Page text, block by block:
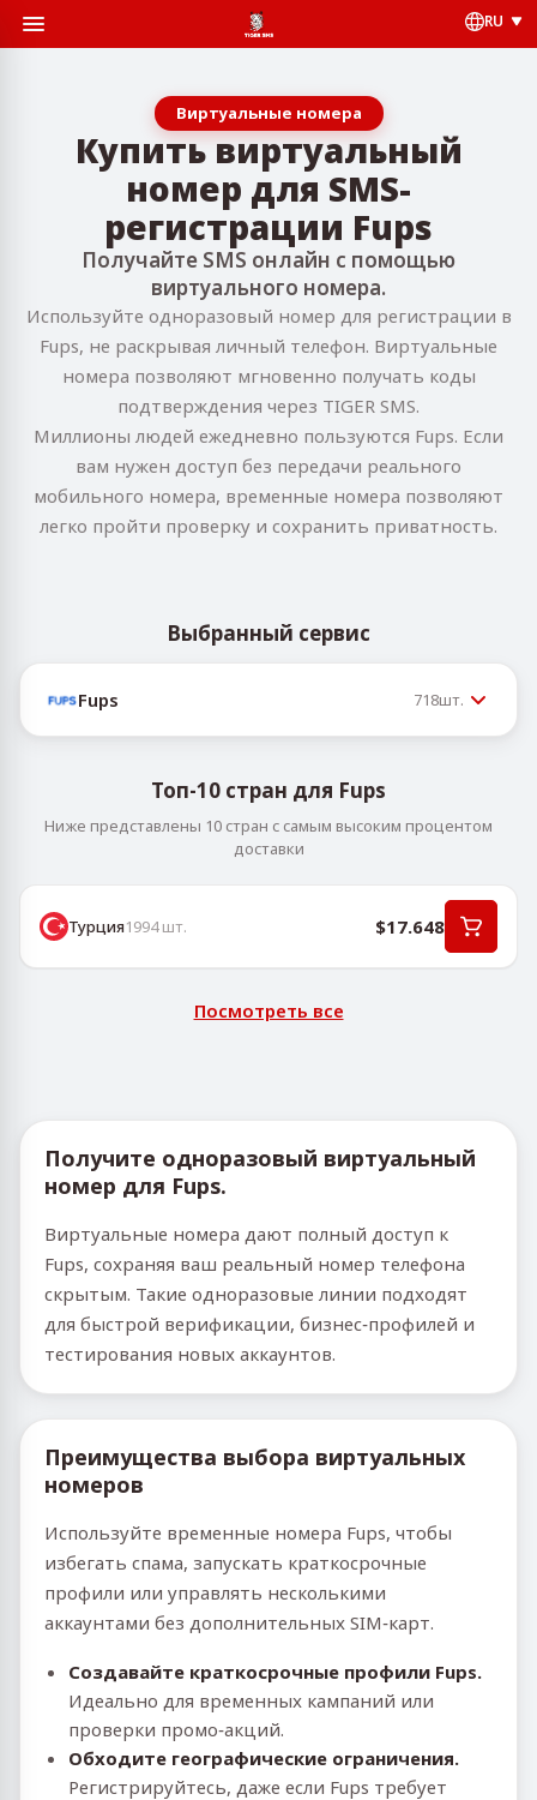
RU
Виртуальные номера
Купить виртуальный
номер для SMS-
регистрации Fups
Получайте SMS онлайн с помощью
виртуального номера.
Используйте одноразовый номер для регистрации в
Fups, не раскрывая личный телефон. Виртуальные
номера позволяют мгновенно получать коды
подтверждения через TIGER SMS.
Миллионы людей ежедневно пользуются Fups. Если
вам нужен доступ без передачи реального
мобильного номера, временные номера позволяют
легко пройти проверку и сохранить приватность.
Выбранный сервис
Fups 718шт.
Топ-10 стран для Fups
Ниже представлены 10 стран с самым высоким процентом
доставки
Турция1994шт. $17.648
Посмотреть все
Получите одноразовый виртуальный
номер для Fups.
Виртуальные номера дают полный доступ к
Fups, сохраняя ваш реальный номер телефона
скрытым. Такие одноразовые линии подходят
для быстрой верификации, бизнес‑профилей и
тестирования новых аккаунтов.
Преимущества выбора виртуальных
номеров
Используйте временные номера Fups, чтобы
избегать спама, запускать краткосрочные
профили или управлять несколькими
аккаунтами без дополнительных SIM‑карт.
Создавайте краткосрочные профили Fups.
Идеально для временных кампаний или
проверки промо‑акций.
Обходите географические ограничения.
Регистрируйтесь, даже если Fups требует